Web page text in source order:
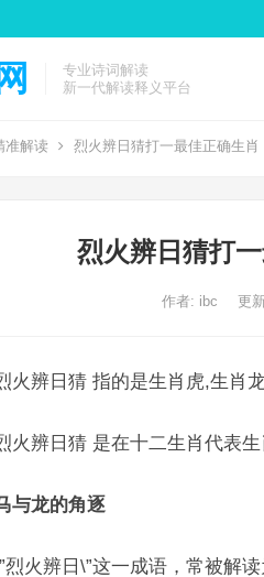
专业诗词解读
新一代解读释义平台
准解读 烈火辨日猜打一最佳正确生肖
烈火辨日猜打
作者: ibc 更
火辨日猜 指的是生肖虎,生肖
火辨日猜 是在十二生肖代表
与龙的角逐
烈火辨日\”这一成语，常被解